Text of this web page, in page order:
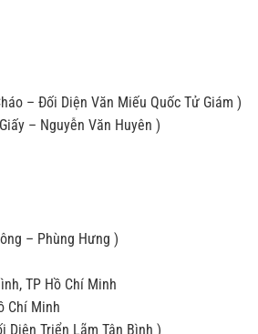
– Đối Diện Văn Miếu Quốc Tử Giám )
– Nguyễn Văn Huyên )
– Phùng Hưng )
TP Hồ Chí Minh
Chí Minh
Diện Triển Lãm Tân Bình )